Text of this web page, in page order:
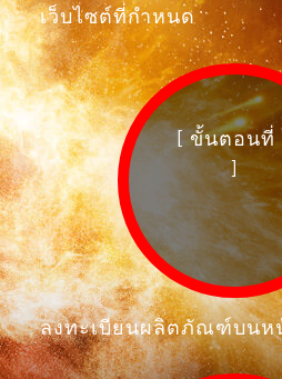
เว็บไซต์ที่กำหนด
[ ขั้นตอนที่
]
ลงทะเบียนผลิตภัณฑ์บนห